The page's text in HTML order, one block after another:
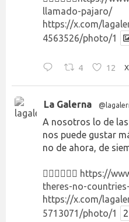
llamado-pajaro/
https://x.com/
4563526/photo/1
4 12 X
La Galerna
A nosotros lo de
nos puede gustar
no de ahora, de
👉🏻👉🏻👉🏻 https://
theres-no-
https://x.com/
5713071/photo/1
2